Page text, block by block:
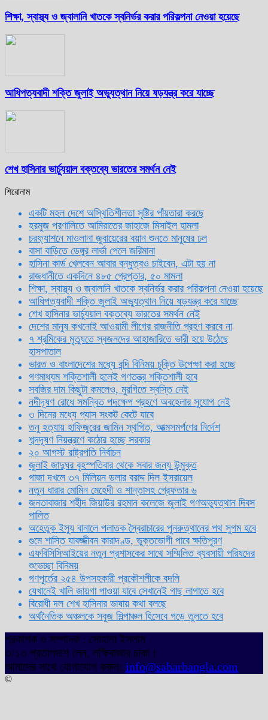
শিক্ষা, স্বাস্থ্য ও জ্বালানি খাতকে স্বনির্ভর করার পরিকল্পনা নেওয়া হয়েছে
আধিপত্যবাদী শক্তি জুলাই অভ্যুত্থান নিয়ে ষড়যন্ত্র করে যাচ্ছে
শেখ হাসিনার ভার্চ্যুয়াল বক্তব্যে ভারতের সমর্থন নেই
শিরোনাম
একটি মহল দেশে অস্থিতিশীলতা সৃষ্টির পাঁয়তারা করছে
হরমুজ প্রণালিতে আমিরাতের জাহাজে মিসাইল হামলা
চরফ্যাশনে মাওলানা জুবায়েরের বয়ান শুনতে মানুষের ঢল
বাসা বাড়িতে ডেঙ্গুর লার্ভা পেলে জরিমানা
হাসিনা কার্ড খেলবেন আবার বন্ধুত্বও চাইবেন, এটা হয় না
রাজধানীতে একদিনে ৪৮৫ গ্রেপ্তার, ৫০ মামলা
শিক্ষা, স্বাস্থ্য ও জ্বালানি খাতকে স্বনির্ভর করার পরিকল্পনা নেওয়া হয়েছে
আধিপত্যবাদী শক্তি জুলাই অভ্যুত্থান নিয়ে ষড়যন্ত্র করে যাচ্ছে
শেখ হাসিনার ভার্চ্যুয়াল বক্তব্যে ভারতের সমর্থন নেই
দেশের মানুষ কখনোই আওয়ামী লীগের রাজনীতি গ্রহণ করবে না
৭ শ্রমিকের মৃত্যুতে স্বজনদের আহাজারিতে ভারী হয়ে উঠেছে
হাসপাতাল
ভারত ও বাংলাদেশের মধ্যে বন্দি বিনিময় চুক্তি উপেক্ষা করা হচ্ছে
গণমাধ্যম শক্তিশালী হলেই গণতন্ত্র শক্তিশালী হবে
সবজির দাম কিছুটা কমলেও, মুরগিতে স্বস্তি নেই
নদীদূষণ রোধে সমন্বিত পদক্ষেপ গ্রহণে অবহেলার সুযোগ নেই
৩ দিনের মধ্যে গ্যাস সংকট কেটে যাবে
তনু হত্যায় হাফিজুরের জামিন স্থগিত, আত্মসমর্পণের নির্দেশ
শব্দদূষণ নিয়ন্ত্রণে কঠোর হচ্ছে সরকার
২০ আগস্ট রাষ্ট্রপতি নির্বাচন
জুলাই জাদুঘর বৃহস্পতিবার থেকে সবার জন্য উন্মুক্ত
গাজা দখলে ৩৭ মিলিয়ন ডলার বরাদ্দ দিল ইসরায়েল
নতুন ধারার মোমিন মেহেদী ও শান্তাসহ গ্রেফতার ৬
জনতাবাজার শহীদ জিয়াউর রহমান কলেজে জুলাই গণঅভ্যুত্থান দিবস
পালিত
অহেতুক ইস্যু বানালে পলাতক স্বৈরাচারের পুনরুত্থানের পথ সুগম হবে
গুমে শাস্তি যাবজ্জীবন কারাদণ্ড, ভুক্তভোগী পাবে ক্ষতিপূরণ
এফবিসিসিআইয়ের নতুন প্রশাসকের সাথে সম্মিলিত ব্যবসায়ী পরিষদের
শুভেচ্ছা বিনিময়
গণপূর্তের ২৫৪ উপসহকারী প্রকৌশলীকে বদলি
যেখানেই খালি জায়গা পাওয়া যাবে সেখানেই গাছ লাগাতে হবে
বিরোধী দল শেখ হাসিনার ভাষায় কথা বলছে
অর্থনৈতিক অঞ্চলকে সবুজ শিল্পাঞ্চল হিসেবে গড়ে তুলতে হবে
প্রকাশক ও সম্পাদক : সোহানা ইসলাম
৩/১৩ প্রতাপদাশ লেন, লক্ষিবাজার ঢাকা।
আমাদের সাথে যোগাযোগ করুন: info@sabarbangla.com
©